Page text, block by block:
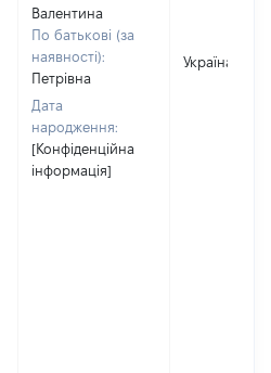
Валентина
По батькові (за
наявності):
Петрівна
Дата
народження:
[Конфіденційна
інформація]
Україна